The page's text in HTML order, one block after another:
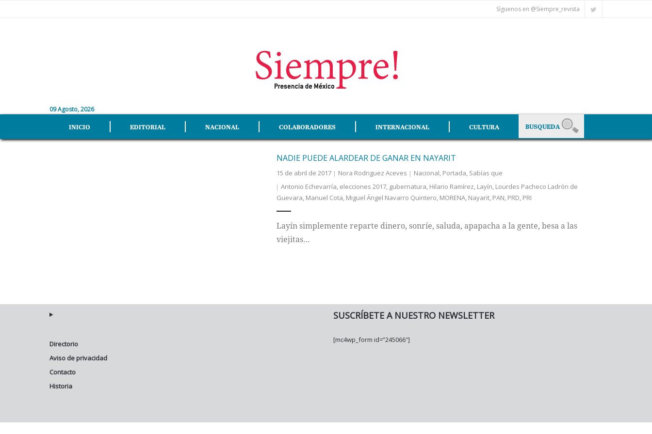
Síguenos en @Siempre_revista
09 Agosto, 2026
INICIO EDITORIAL NACIONAL COLABORADORES INTERNACIONAL CULTURA
NADIE PUEDE ALARDEAR DE GANAR EN NAYARIT
15 de abril de 2017 Nora Rodriguez Aceves Nacional, Portada, Sabías que
Antonio Echevarría, elecciones 2017, gubernatura, Hilario Ramírez, Layín, Lourdes Pacheco Ladrón de
Guevara, Manuel Cota, Miguel Ángel Navarro Quintero, MORENA, Nayarit, PAN, PRD, PRI
Layín simplemente reparte dinero, sonríe, saluda, apapacha a la gente, besa a las
viejitas…
Directorio
Aviso de privacidad
Contacto
Historia
SUSCRÍBETE A NUESTRO NEWSLETTER
[mc4wp_form id=”245066″]